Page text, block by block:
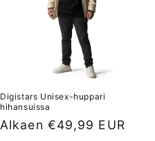
Digistars Unisex-huppari
hihansuissa
Normaalihinta
Alkaen €49,99 EUR